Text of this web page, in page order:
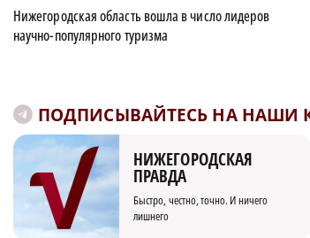
Нижегородская область вошла в число лидеров
научно-популярного туризма
ПОДПИСЫВАЙТЕСЬ НА НАШИ
НИЖЕГОРОДСКАЯ
ПРАВДА
Быстро, честно, точно. И ничего
лишнего